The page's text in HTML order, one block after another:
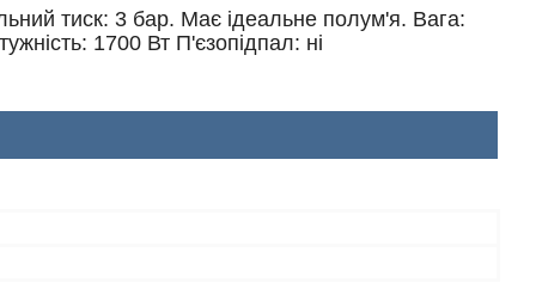
тиск: 3 бар. Має ідеальне полум'я. Вага:
1700 Вт П'єзопідпал: ні